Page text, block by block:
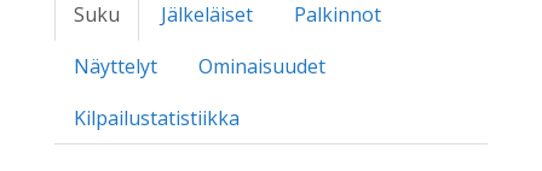
Suku Jälkeläiset
Palkinnot
Näyttelyt
Ominaisuudet
Kilpailustatistiikka